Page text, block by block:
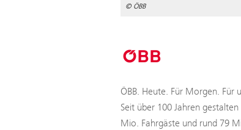
© ÖBB
ÖBB. Heute. Für Morgen. Für
Seit über 100 Jahren
Mio. Fahrgäste und rund 79